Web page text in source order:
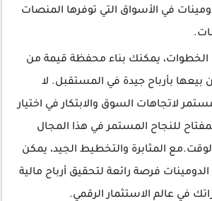
في الأسواق التي توفرها المنصات
الخطوات، يمكنك بناء محفظة قيمة من
بيعها بأرباح جيدة في المستقبل. لا
لاتجاهات السوق والابتكار في اختيار
للنجاح المستمر في هذا المجال
المثابرة والتخطيط الجيد، يمكن
فرصة رائعة لتحقيق أرباح مالية
في عالم الاستثمار الرقمي.